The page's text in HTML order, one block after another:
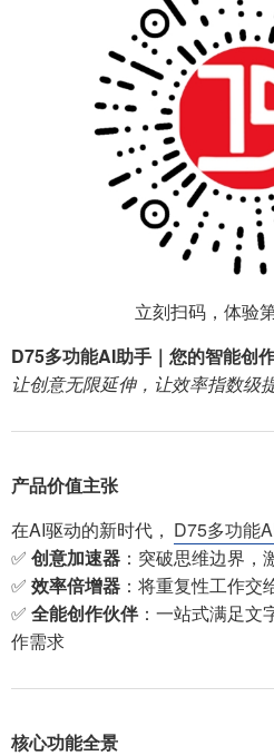
立刻扫码，体验
D75多功能AI助手｜您的智能创
让创意无限延伸，让效率指数级
产品价值主张
在AI驱动的新时代， D75多功能
✅ 创意加速器 ：突破思维边界
✅ 效率倍增器 ：将重复性工作
✅ 全能创作伙伴 ：一站式满足
作需求
核心功能全景